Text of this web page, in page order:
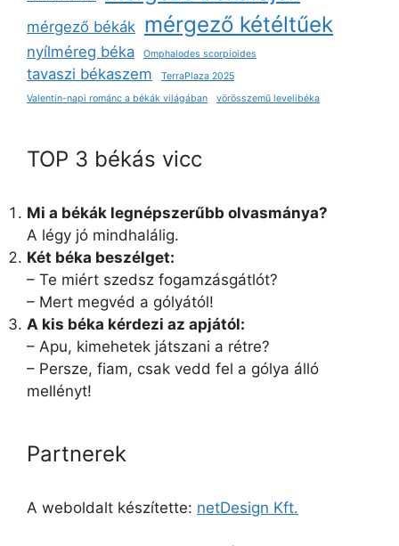
mérgező békák mérgező kétéltűek
nyílméreg béka Omphalodes scorpioides
tavaszi békaszem
TerraPlaza 2025
Valentin-napi románc a békák világában
vörösszemű levelibéka
TOP 3 békás vicc
Mi a békák legnépszerűbb olvasmánya?
A légy jó mindhalálig.
Két béka beszélget:
– Te miért szedsz fogamzásgátlót?
– Mert megvéd a gólyától!
A kis béka kérdezi az apjától:
– Apu, kimehetek játszani a rétre?
– Persze, fiam, csak vedd fel a gólya álló
mellényt!
Partnerek
A weboldalt készítette: netDesign Kft.